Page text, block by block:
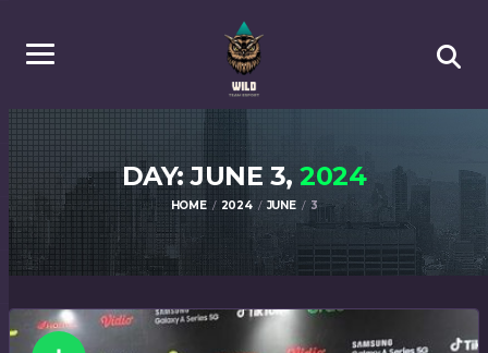
DAY: JUNE 3,2024
HOME 2024 JUNE 3